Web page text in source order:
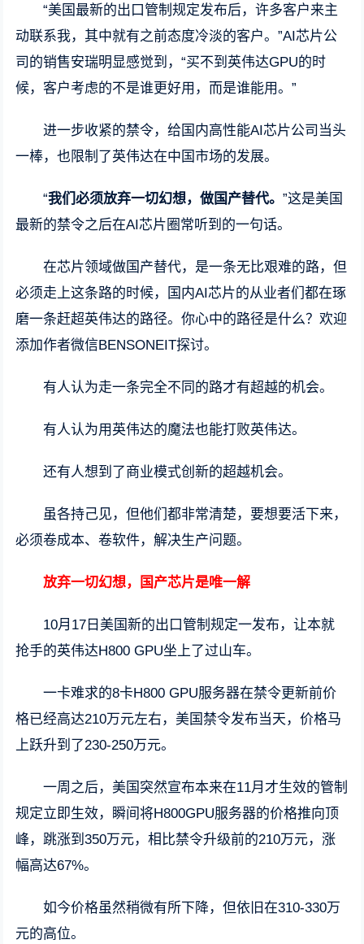
“美国最新的出口管制规定发布后，许多客户来主
动联系我，其中就有之前态度冷淡的客户。”AI芯片公
司的销售安瑞明显感觉到，“买不到英伟达GPU的时
候，客户考虑的不是谁更好用，而是谁能用。”
进一步收紧的禁令，给国内高性能AI芯片公司当头
一棒，也限制了英伟达在中国市场的发展。
“我们必须放弃一切幻想，做国产替代。”这是美国
最新的禁令之后在AI芯片圈常听到的一句话。
在芯片领域做国产替代，是一条无比艰难的路，但
必须走上这条路的时候，国内AI芯片的从业者们都在琢
磨一条赶超英伟达的路径。你心中的路径是什么？欢迎
添加作者微信BENSONEIT探讨。
有人认为走一条完全不同的路才有超越的机会。
有人认为用英伟达的魔法也能打败英伟达。
还有人想到了商业模式创新的超越机会。
虽各持己见，但他们都非常清楚，要想要活下来，
必须卷成本、卷软件，解决生产问题。
放弃一切幻想，国产芯片是唯一解
10月17日美国新的出口管制规定一发布，让本就
抢手的英伟达H800 GPU坐上了过山车。
一卡难求的8卡H800 GPU服务器在禁令更新前价
格已经高达210万元左右，美国禁令发布当天，价格马
上跃升到了230-250万元。
一周之后，美国突然宣布本来在11月才生效的管制
规定立即生效，瞬间将H800GPU服务器的价格推向顶
峰，跳涨到350万元，相比禁令升级前的210万元，涨
幅高达67%。
如今价格虽然稍微有所下降，但依旧在310-330万
元的高位。